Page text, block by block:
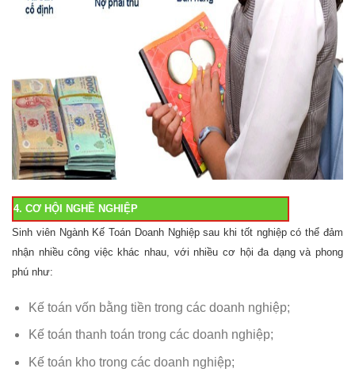
4. CƠ HỘI NGHỀ NGHIỆP
Sinh viên Ngành Kế Toán Doanh Nghiệp sau khi tốt nghiệp có thể đảm
nhận nhiều công việc khác nhau, với nhiều cơ hội đa dạng và phong
phú như:
Kế toán vốn bằng tiền trong các doanh nghiệp;
Kế toán thanh toán trong các doanh nghiệp;
Kế toán kho trong các doanh nghiệp;